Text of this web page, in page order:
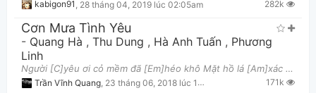
kabigon91 28 tháng 04, 2019 lúc 02:05am 282k
Cơn Mưa Tình Yêu
- Quang Hà , Thu Dung , Hà Anh Tuấn , Phương
Linh
Người [C]yêu ơi cỏ mềm đã [Em]héo khô Mặt hồ lá [Am]xác xơ những con đường vắng [G]sương mờ Từng
Trần Vĩnh Quang, 23 tháng 06, 2018 lúc 11:39am 171k